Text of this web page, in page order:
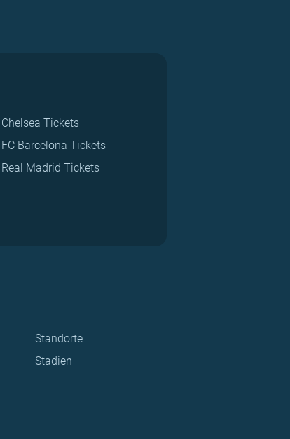
Chelsea Tickets
FC Barcelona Tickets
Real Madrid Tickets
Standorte
Stadien